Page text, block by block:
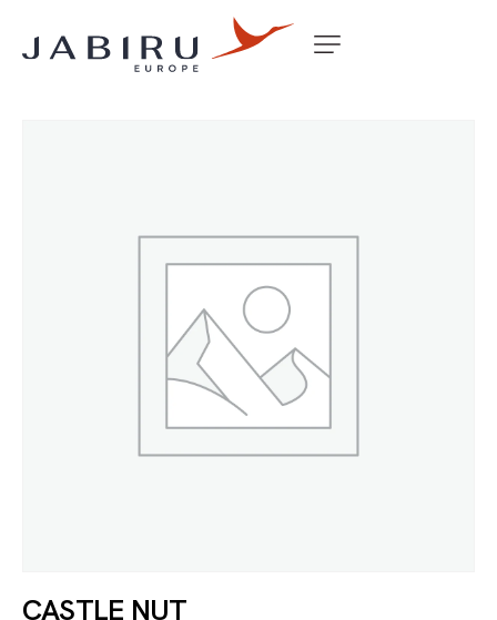
Accueil Non classé
CASTLE NUT